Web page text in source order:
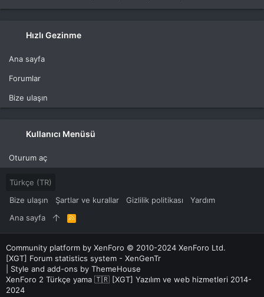
Hızlı Gezinme
Ana sayfa
Forumlar
Bize ulaşın
Kullanıcı Menüsü
Oturum aç
Türkçe (TR)
Bize ulaşın
Şartlar ve kurallar Gizlilik politikası
Yardım
Ana sayfa
R
S
S
Community platform by XenForo © 2010-2024 XenForo Ltd.
[XGT] Forum statistics system - XenGenTr
Style and add-ons by ThemeHouse
XenForo 2 Türkçe yama 🇹🇷 [XGT] Yazılım ve web hizmetleri 2014-
2024